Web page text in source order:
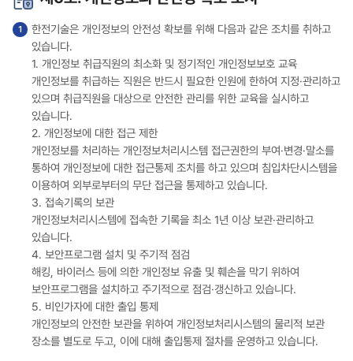
한전기술은 개인정보의 안전성 확보를 위해 다음과 같은 조치를 취하고
있습니다.
1. 개인정보 취급직원의 최소화 및 정기적인 개인정보보호 교육
개인정보를 취급하는 직원은 반드시 필요한 인원에 한하여 지정·관리하고
있으며 취급직원을 대상으로 안전한 관리를 위한 교육을 실시하고
있습니다.
2. 개인정보에 대한 접근 제한
개인정보를 처리하는 개인정보처리시스템 접근권한의 부여·변경·말소를
통하여 개인정보에 대한 접근통제 조치를 하고 있으며 침입차단시스템을
이용하여 외부로부터의 무단 접근을 통제하고 있습니다.
3. 접속기록의 보관
개인정보처리시스템에 접속한 기록을 최소 1년 이상 보관·관리하고
있습니다.
4. 보안프로그램 설치 및 주기적 점검
해킹, 바이러스 등에 의한 개인정보 유출 및 훼손을 막기 위하여
보안프로그램을 설치하고 주기적으로 점검·갱신하고 있습니다.
5. 비인가자에 대한 출입 통제
개인정보의 안전한 보관을 위하여 개인정보처리시스템의 물리적 보관
장소를 별도로 두고, 이에 대해 출입통제 절차를 운영하고 있습니다.